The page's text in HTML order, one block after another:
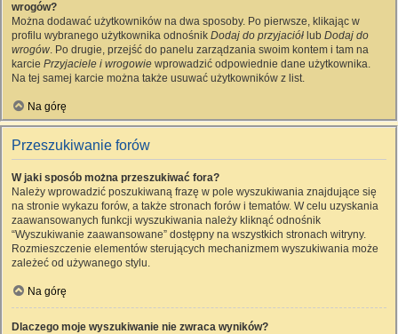
wrogów?
Można dodawać użytkowników na dwa sposoby. Po pierwsze, klikając w
profilu wybranego użytkownika odnośnik Dodaj do przyjaciół lub Dodaj do
wrogów. Po drugie, przejść do panelu zarządzania swoim kontem i tam na
karcie Przyjaciele i wrogowie wprowadzić odpowiednie dane użytkownika.
Na tej samej karcie można także usuwać użytkowników z list.
Na górę
Przeszukiwanie forów
W jaki sposób można przeszukiwać fora?
Należy wprowadzić poszukiwaną frazę w pole wyszukiwania znajdujące się
na stronie wykazu forów, a także stronach forów i tematów. W celu uzyskania
zaawansowanych funkcji wyszukiwania należy kliknąć odnośnik
“Wyszukiwanie zaawansowane” dostępny na wszystkich stronach witryny.
Rozmieszczenie elementów sterujących mechanizmem wyszukiwania może
zależeć od używanego stylu.
Na górę
Dlaczego moje wyszukiwanie nie zwraca wyników?